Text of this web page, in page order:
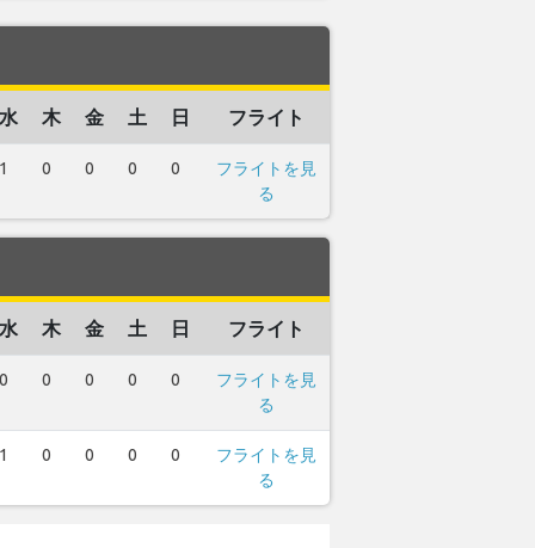
水 木 金 土 日 フライト
1 0 0 0 0
フライトを見
る
水 木 金 土 日 フライト
0 0 0 0 0
フライトを見
る
1 0 0 0 0
フライトを見
る